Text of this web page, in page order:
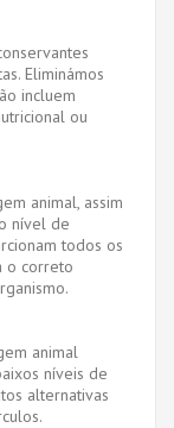
Eliminámos
incluem
ou
animal, assim
nível de
todos os
o correto
animal
níveis de
alternativas